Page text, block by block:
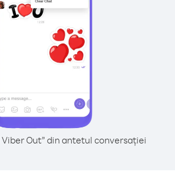
Out” din antetul conversației